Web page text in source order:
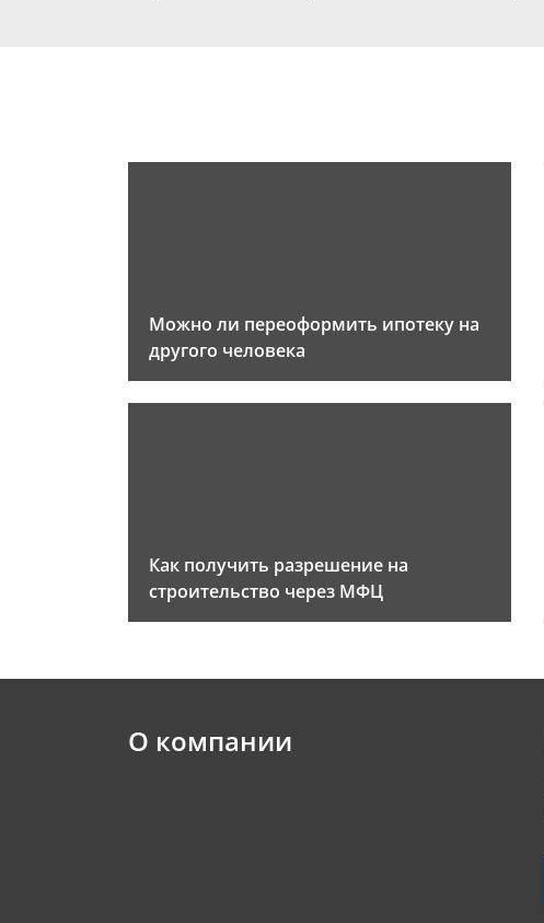
Можно ли переоформить ипотеку на
другого человека
Как получить разрешение на
строительство через МФЦ
О компании